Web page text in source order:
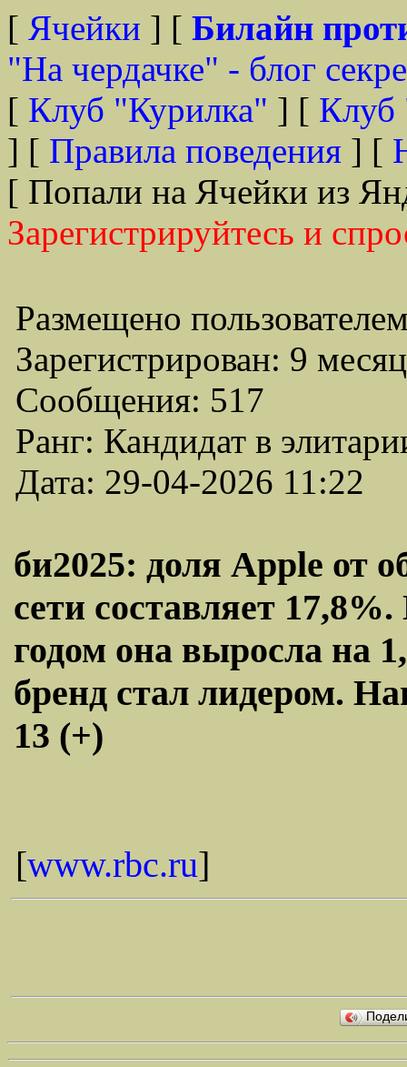
[ Ячейки ] [ Билайн
"На чердачке" - блог
[ Клуб "Курилка" ] [ Клуб
] [ Правила поведения ] [
[ Попали на Ячейки из
Зарегистрируйтесь и
Размещено
Зарегистрирован: 9
Сообщения: 517
Ранг: Кандидат в
Дата: 29-04-2026 11:22
би2025: доля Apple от
сети составляет
годом она выросла на
бренд стал лидером.
13 (+)
[www.rbc.ru]